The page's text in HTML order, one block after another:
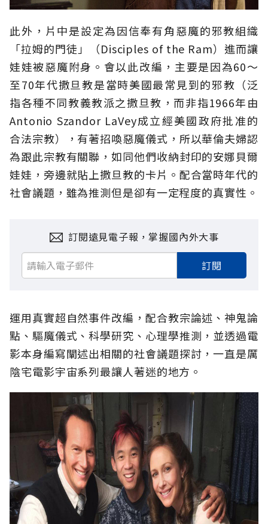
此外，片中是設定為因信奉有角惡魔的邪教組織
「拉姆的門徒」（Disciples of the Ram）進而讓
娃娃被惡魔附身。會以此改編，主要是因為60～
至70年代撒旦教是當時美國最常見到的邪教（泛
指各種不同教義教派之撒旦教，而非指1966年由
Antonio Szandor LaVey成立經美國政府批准的
合法宗教），有著招喚惡魔儀式，所以華倫夫婦認
為跟此宗教有關聯，如同他們收納封印的安娜貝爾
娃娃，旁邊就貼上撒旦教的卡片。配合當時年代的
社會議題，雖為推測但是卻有一定程度的真實性。
訂閱遠見電子報，掌握國內外大事
訂閱
運用真實超自然事件改編，配合教宗論述、神鬼論
點、驅魔儀式、科學研究、心理學推測，並透過電
影本身編寫闡述出相關的社會議題探討，一直是厲
陰宅電影宇宙系列最讓人著迷的地方。